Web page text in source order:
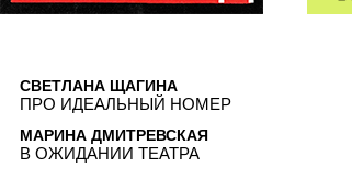
СВЕТЛАНА ЩАГИНА
ПРО ИДЕАЛЬНЫЙ НОМЕР
МАРИНА ДМИТРЕВСКАЯ
В ОЖИДАНИИ ТЕАТРА